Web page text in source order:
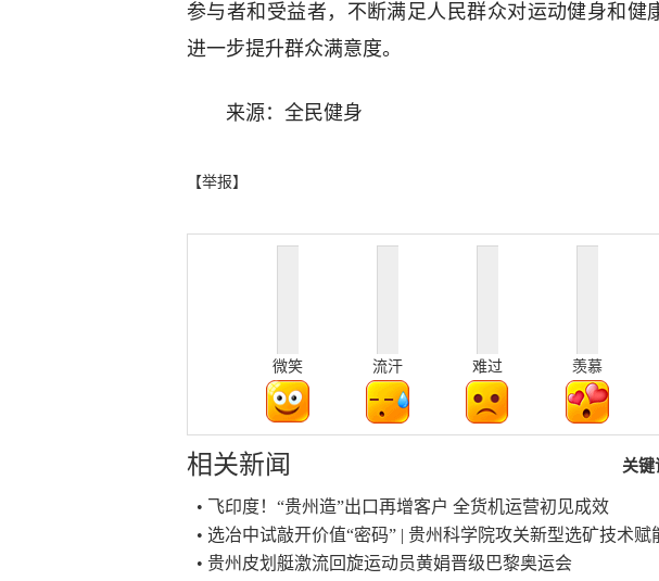
参与者和受益者，不断满足人民群众对运动健身和健
进一步提升群众满意度。
来源：全民健身
【举报】
微笑 流汗 难过 羡慕
相关新闻 关键
• 飞印度！“贵州造”出口再增客户 全货机运营初见成效
• 选冶中试敲开价值“密码” | 贵州科学院攻关新型选矿技术赋
• 贵州皮划艇激流回旋运动员黄娟晋级巴黎奥运会